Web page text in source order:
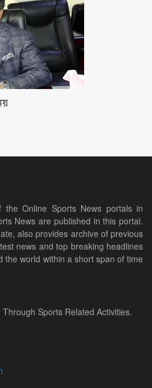
the Online Sports News portals in
News are published in this portal.
also provides archive of previous
news and top breaking headlines
the world within a short span of time
Sports Related Activities.